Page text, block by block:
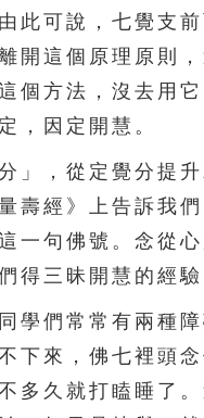
此可說，七覺支
開這個原理原則
個方法，沒去用
，因定開慧。
，從定覺分提升
壽經》上告訴我
一句佛號。念從
得三昧開慧的經
們常常有兩種障
下來，佛七裡頭
多久就打瞌睡了